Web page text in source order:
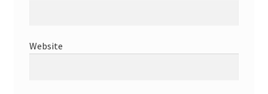
Website